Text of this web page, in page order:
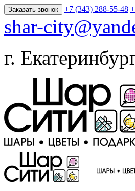
Заказать звонок +7 (343) 288-55-48
shar-
г.